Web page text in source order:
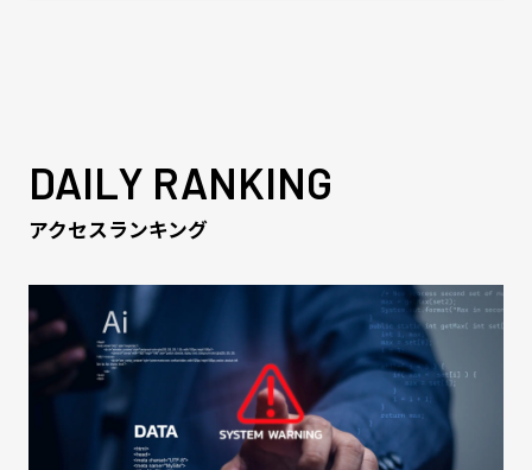
DAILY RANKING
アクセスランキング